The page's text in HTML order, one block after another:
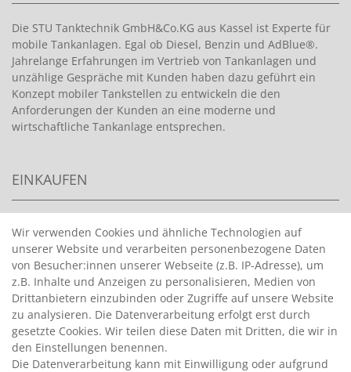
Die STU Tanktechnik GmbH&Co.KG aus Kassel ist Experte für
mobile Tankanlagen. Egal ob Diesel, Benzin und AdBlue®.
Jahrelange Erfahrungen im Vertrieb von Tankanlagen und
unzählige Gespräche mit Kunden haben dazu geführt ein
Konzept mobiler Tankstellen zu entwickeln die den
Anforderungen der Kunden an eine moderne und
wirtschaftliche Tankanlage entsprechen.
EINKAUFEN
HANDPUMPEN FÜR BENZIN
>
HANDPUMPEN FÜR ÖLE
>
TANKANLAGEN
>
ADBLUE® BETANKUNG
INFORMATIONEN
Wir verwenden Cookies und ähnliche Technologien auf
unserer Website und verarbeiten personenbezogene Daten
von Besucher:innen unserer Webseite (z.B. IP-Adresse), um
z.B. Inhalte und Anzeigen zu personalisieren, Medien von
Drittanbietern einzubinden oder Zugriffe auf unsere Website
zu analysieren. Die Datenverarbeitung erfolgt erst durch
gesetzte Cookies. Wir teilen diese Daten mit Dritten, die wir in
den Einstellungen benennen.
Die Datenverarbeitung kann mit Einwilligung oder aufgrund